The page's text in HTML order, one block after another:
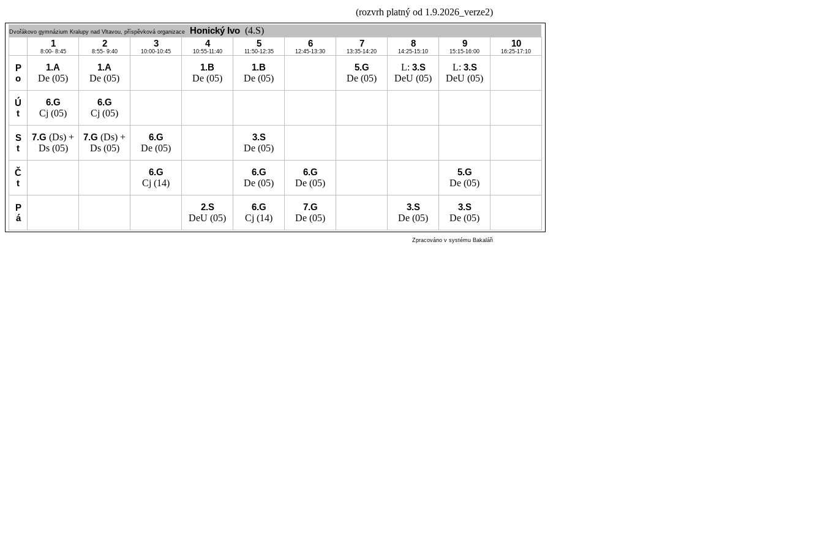
(rozvrh platný od 1.9.2026_verze2)
Dvořákovo gymnázium Kralupy nad Vltavou, příspěvková organizace Honický Ivo (4.S)
1
8:00- 8:45
2
8:55- 9:40
3
10:00-10:45
4
10:55-11:40
5
11:50-12:35
6
12:45-13:30
7
13:35-14:20
8
14:25-15:10
9
15:15-16:00
10
16:25-17:10
P
o
1.A
De (05)
1.A
De (05)
1.B
De (05)
1.B
De (05)
5.G
De (05)
L: 3.S
DeU (05)
L: 3.S
DeU (05)
Ú
t
6.G
Cj (05)
6.G
Cj (05)
S
t
7.G (Ds) +
Ds(05)
7.G (Ds) +
Ds(05)
6.G
De (05)
3.S
De (05)
Č
t
6.G
Cj (14)
6.G
De (05)
6.G
De (05)
5.G
De (05)
P
á
2.S
DeU (05)
6.G
Cj (14)
7.G
De (05)
3.S
De (05)
3.S
De (05)
Zpracováno v systému Bakaláři